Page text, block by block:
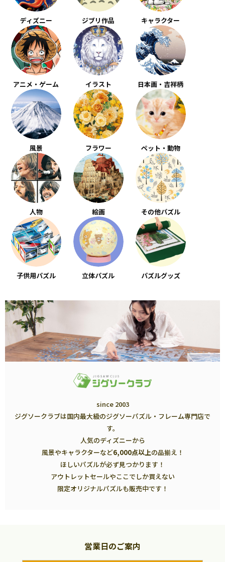
ディズニー ジブリ作品 キャラクター
アニメ・ゲーム イラスト 日本画・吉祥柄
風景 フラワー ペット・動物
人物 絵画 その他パズル
子供用パズル 立体パズル パズルグッズ
since 2003
ジグソークラブは国内最大級のジグソーパズル・フレーム専門店で
す。
人気のディズニーから
風景やキャラクターなど6,000点以上の品揃え！
ほしいパズルが必ず見つかります！
アウトレットセールやここでしか買えない
限定オリジナルパズルも販売中です！
営業日のご案内